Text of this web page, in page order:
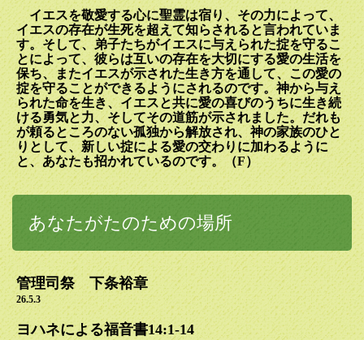
イエスを敬愛する心に聖霊は宿り、その力によって、
イエスの存在が生死を超えて知らされると言われていま
す。そして、弟子たちがイエスに与えられた掟を守るこ
とによって、彼らは互いの存在を大切にする愛の生活を
保ち、またイエスが示された生き方を通して、この愛の
掟を守ることができるようにされるのです。神から与え
られた命を生き、イエスと共に愛の喜びのうちに生き続
ける勇気と力、そしてその道筋が示されました。だれも
が頼るところのない孤独から解放され、神の家族のひと
りとして、新しい掟による愛の交わりに加わるように
と、あなたも招かれているのです。（F）
あなたがたのための場所
管理司祭 下条裕章
26.5.3
ヨハネによる福音書14:1-14